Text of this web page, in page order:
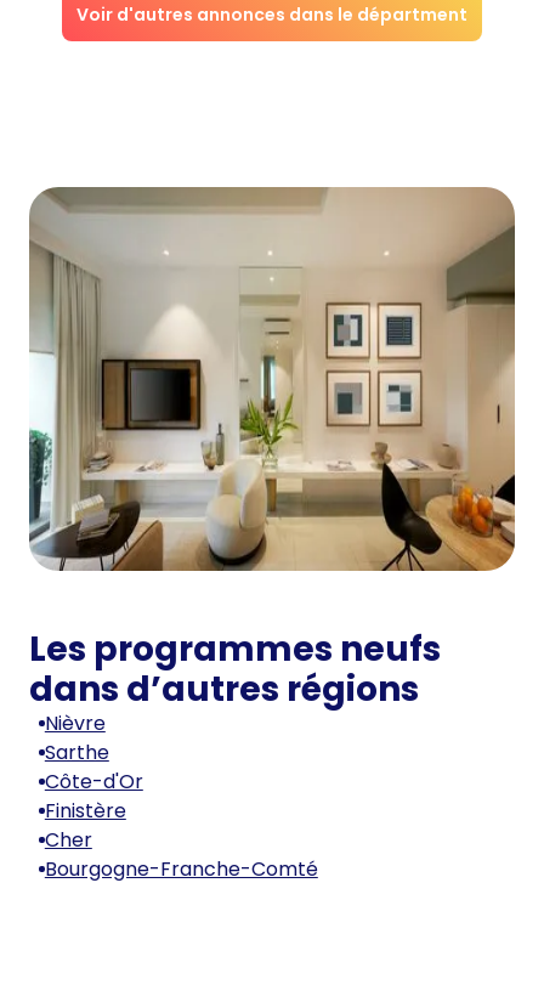
Voir d'autres annonces dans le départment
Les programmes neufs
dans d’autres régions
Nièvre
Sarthe
Côte-d'Or
Finistère
Cher
Bourgogne-Franche-Comté